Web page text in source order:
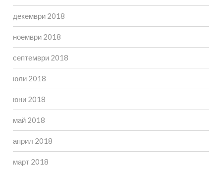
декември 2018
ноември 2018
септември 2018
юли 2018
юни 2018
май 2018
април 2018
март 2018